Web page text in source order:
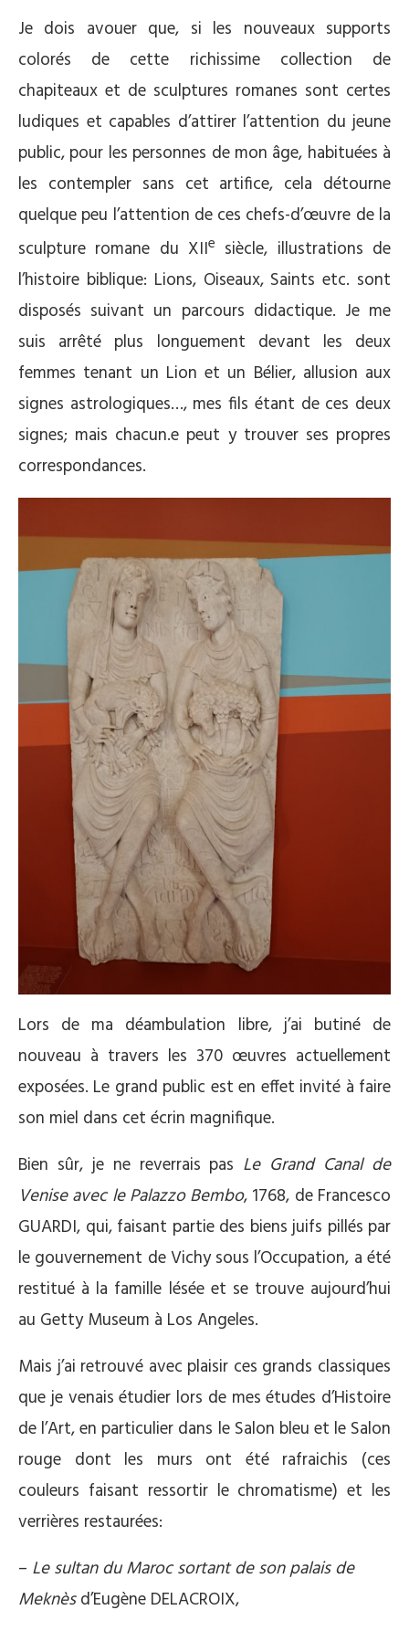
Je dois avouer que, si les nouveaux supports
colorés de cette richissime collection de
chapiteaux et de sculptures romanes sont certes
ludiques et capables d’attirer l’attention du jeune
public, pour les personnes de mon âge, habituées à
les contempler sans cet artifice, cela détourne
quelque peu l’attention de ces chefs-d’œuvre de la
sculpture romane du XIIe siècle, illustrations de
l’histoire biblique: Lions, Oiseaux, Saints etc. sont
disposés suivant un parcours didactique. Je me
suis arrêté plus longuement devant les deux
femmes tenant un Lion et un Bélier, allusion aux
signes astrologiques…, mes fils étant de ces deux
signes; mais chacun.e peut y trouver ses propres
correspondances.
Lors de ma déambulation libre, j’ai butiné de
nouveau à travers les 370 œuvres actuellement
exposées. Le grand public est en effet invité à faire
son miel dans cet écrin magnifique.
Bien sûr, je ne reverrais pas Le Grand Canal de
Venise avec le Palazzo Bembo, 1768, de Francesco
GUARDI, qui, faisant partie des biens juifs pillés par
le gouvernement de Vichy sous l’Occupation, a été
restitué à la famille lésée et se trouve aujourd’hui
au Getty Museum à Los Angeles.
Mais j’ai retrouvé avec plaisir ces grands classiques
que je venais étudier lors de mes études d’Histoire
de l’Art, en particulier dans le Salon bleu et le Salon
rouge dont les murs ont été rafraichis (ces
couleurs faisant ressortir le chromatisme) et les
verrières restaurées:
– Le sultan du Maroc sortant de son palais de
Meknèsd’Eugène DELACROIX,